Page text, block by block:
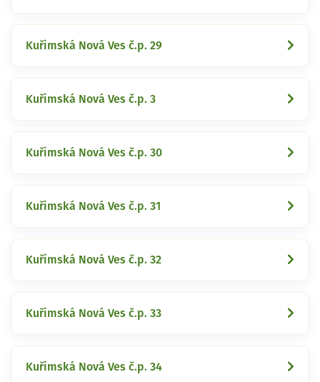
Kuřimská Nová Ves č.p. 29
Kuřimská Nová Ves č.p. 3
Kuřimská Nová Ves č.p. 30
Kuřimská Nová Ves č.p. 31
Kuřimská Nová Ves č.p. 32
Kuřimská Nová Ves č.p. 33
Kuřimská Nová Ves č.p. 34